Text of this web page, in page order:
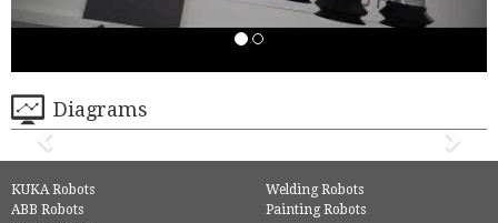
Diagrams
KUKA Robots
ABB Robots
Welding Robots
Painting Robots